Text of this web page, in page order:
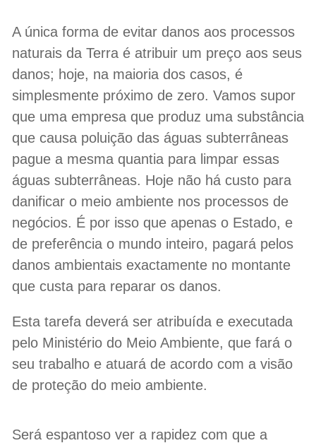
A única forma de evitar danos aos processos
naturais da Terra é atribuir um preço aos seus
danos; hoje, na maioria dos casos, é
simplesmente próximo de zero. Vamos supor
que uma empresa que produz uma substância
que causa poluição das águas subterrâneas
pague a mesma quantia para limpar essas
águas subterrâneas. Hoje não há custo para
danificar o meio ambiente nos processos de
negócios. É por isso que apenas o Estado, e
de preferência o mundo inteiro, pagará pelos
danos ambientais exactamente no montante
que custa para reparar os danos.
Esta tarefa deverá ser atribuída e executada
pelo Ministério do Meio Ambiente, que fará o
seu trabalho e atuará de acordo com a visão
de proteção do meio ambiente.
Será espantoso ver a rapidez com que a